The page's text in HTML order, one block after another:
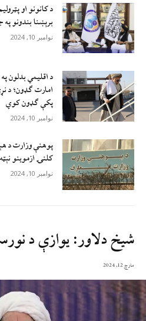
د کانونو او
برېښنا بندونو
نوامبر 10, 2024
د اقليمي بدلون
امارت ګډون؛ د
پکې ګډون کوي
نوامبر 10, 2024
پوهنې وزارت د
کلنۍ ازموينو
نوامبر 10, 2024
شیخ دلاور: یوازې د
مارچ 12, 2024